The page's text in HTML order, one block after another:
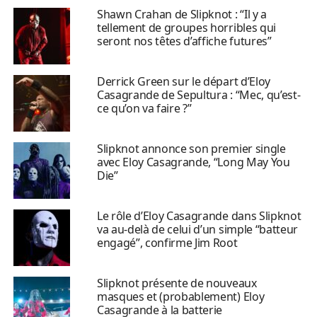
Shawn Crahan de Slipknot : “Il y a
tellement de groupes horribles qui
seront nos têtes d’affiche futures”
Derrick Green sur le départ d’Eloy
Casagrande de Sepultura : “Mec, qu’est-
ce qu’on va faire ?”
Slipknot annonce son premier single
avec Eloy Casagrande, “Long May You
Die”
Le rôle d’Eloy Casagrande dans Slipknot
va au-delà de celui d’un simple “batteur
engagé”, confirme Jim Root
Slipknot présente de nouveaux
masques et (probablement) Eloy
Casagrande à la batterie